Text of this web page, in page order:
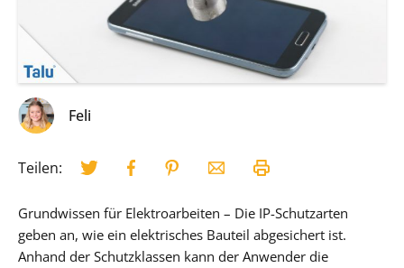
Feli
Teilen:
Grundwissen für Elektroarbeiten – Die IP-Schutzarten
geben an, wie ein elektrisches Bauteil abgesichert ist.
Anhand der Schutzklassen kann der Anwender die